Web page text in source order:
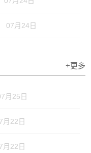
07月24日
+更多
月25日
月22日
月22日